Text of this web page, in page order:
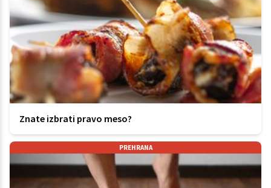
Znate izbrati pravo meso?
PREHRANA